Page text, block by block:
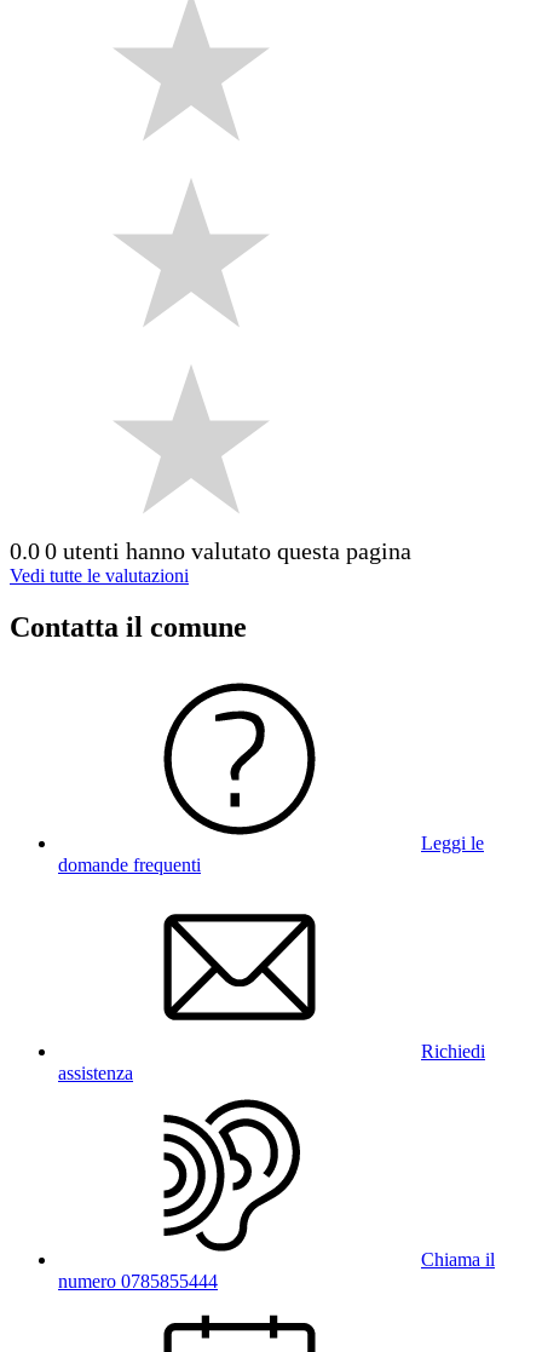
0.00 utenti hanno valutato questa pagina
Vedi tutte le valutazioni
Contatta il comune
Leggi le
domande frequenti
Richiedi
assistenza
Chiama il
numero 0785855444